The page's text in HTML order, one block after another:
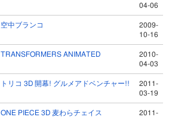
04-06
空中ブランコ
2009-
10-16
TRANSFORMERS ANIMATED
2010-
04-03
トリコ 3D 開幕! グルメアドベンチャー!!
2011-
03-19
ONE PIECE 3D 麦わらチェイス
2011-